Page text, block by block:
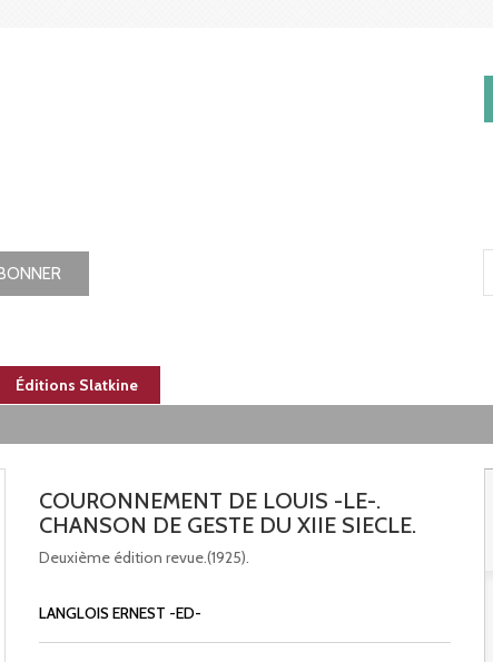
Éditions Slatkine
COURONNEMENT DE LOUIS -LE-.
CHANSON DE GESTE DU XIIE SIECLE.
Deuxième édition revue.(1925).
LANGLOIS ERNEST -ED-